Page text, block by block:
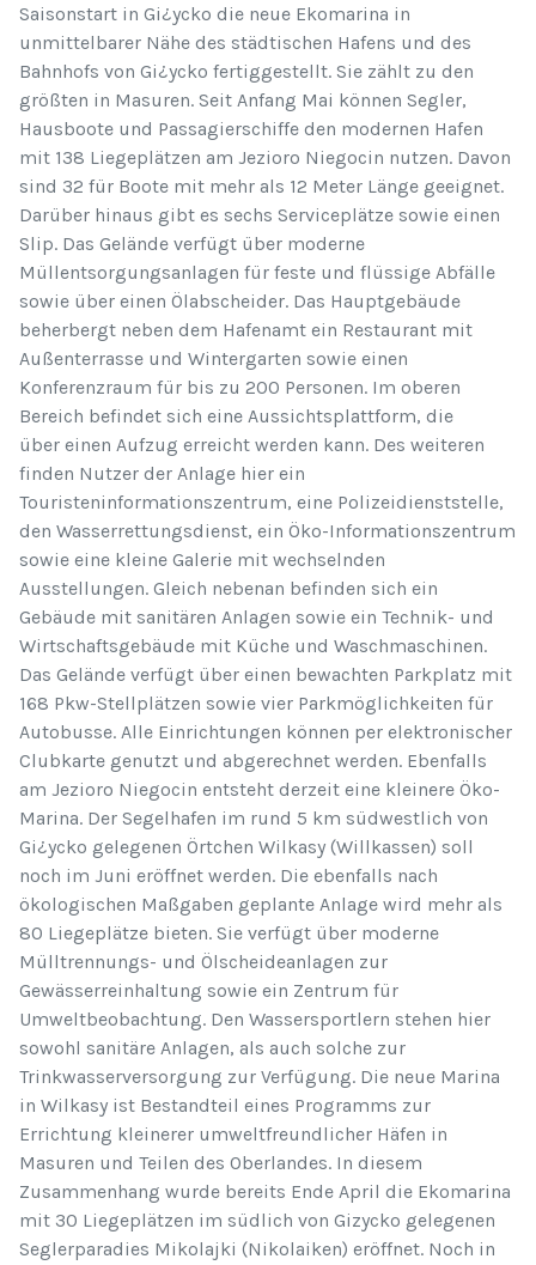
Saisonstart in Gi¿ycko die neue Ekomarina in
unmittelbarer Nähe des städtischen Hafens und des
Bahnhofs von Gi¿ycko fertiggestellt. Sie zählt zu den
größten in Masuren. Seit Anfang Mai können Segler,
Hausboote und Passagierschiffe den modernen Hafen
mit 138 Liegeplätzen am Jezioro Niegocin nutzen. Davon
sind 32 für Boote mit mehr als 12 Meter Länge geeignet.
Darüber hinaus gibt es sechs Serviceplätze sowie einen
Slip. Das Gelände verfügt über moderne
Müllentsorgungsanlagen für feste und flüssige Abfälle
sowie über einen Ölabscheider. Das Hauptgebäude
beherbergt neben dem Hafenamt ein Restaurant mit
Außenterrasse und Wintergarten sowie einen
Konferenzraum für bis zu 200 Personen. Im oberen
Bereich befindet sich eine Aussichtsplattform, die
über einen Aufzug erreicht werden kann. Des weiteren
finden Nutzer der Anlage hier ein
Touristeninformationszentrum, eine Polizeidienststelle,
den Wasserrettungsdienst, ein Öko-Informationszentrum
sowie eine kleine Galerie mit wechselnden
Ausstellungen. Gleich nebenan befinden sich ein
Gebäude mit sanitären Anlagen sowie ein Technik- und
Wirtschaftsgebäude mit Küche und Waschmaschinen.
Das Gelände verfügt über einen bewachten Parkplatz mit
168 Pkw-Stellplätzen sowie vier Parkmöglichkeiten für
Autobusse. Alle Einrichtungen können per elektronischer
Clubkarte genutzt und abgerechnet werden. Ebenfalls
am Jezioro Niegocin entsteht derzeit eine kleinere Öko-
Marina. Der Segelhafen im rund 5 km südwestlich von
Gi¿ycko gelegenen Örtchen Wilkasy (Willkassen) soll
noch im Juni eröffnet werden. Die ebenfalls nach
ökologischen Maßgaben geplante Anlage wird mehr als
80 Liegeplätze bieten. Sie verfügt über moderne
Mülltrennungs- und Ölscheideanlagen zur
Gewässerreinhaltung sowie ein Zentrum für
Umweltbeobachtung. Den Wassersportlern stehen hier
sowohl sanitäre Anlagen, als auch solche zur
Trinkwasserversorgung zur Verfügung. Die neue Marina
in Wilkasy ist Bestandteil eines Programms zur
Errichtung kleinerer umweltfreundlicher Häfen in
Masuren und Teilen des Oberlandes. In diesem
Zusammenhang wurde bereits Ende April die Ekomarina
mit 30 Liegeplätzen im südlich von Gizycko gelegenen
Seglerparadies Mikolajki (Nikolaiken) eröffnet. Noch in